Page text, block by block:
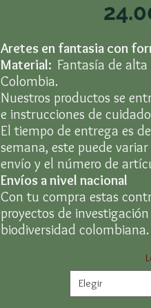
Aretes en fantasia con
Material: Fantasía de
Colombia.
Nuestros productos se
e instrucciones de
El tiempo de entrega es
semana, este puede
envío y el número de
Envíos a nivel nacional
Con tu compra estas
proyectos de
biodiversidad colombiana.
Elegir